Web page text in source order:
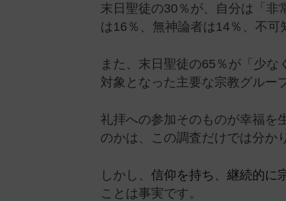
末日聖徒の30％が、自分は「非
は16％、無神論者は14％、不可
また、末日聖徒の65％が「少
対象となった主要な宗教グルー
礼拝への参加そのものが幸福を
のかは、この調査だけでは分か
しかし、信仰を持ち、継続的に
ことは事実です。